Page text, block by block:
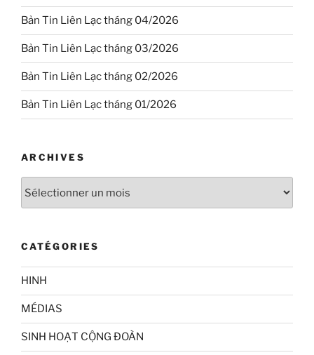
Bản Tin Liên Lạc tháng 04/2026
Bản Tin Liên Lạc tháng 03/2026
Bản Tin Liên Lạc tháng 02/2026
Bản Tin Liên Lạc tháng 01/2026
ARCHIVES
CATÉGORIES
HINH
MÉDIAS
SINH HOẠT CỘNG ĐOÀN